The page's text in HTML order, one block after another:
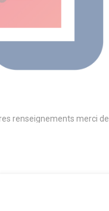
renseignements merci de